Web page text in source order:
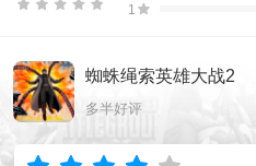
1
蜘蛛绳索英雄大战2
多半好评